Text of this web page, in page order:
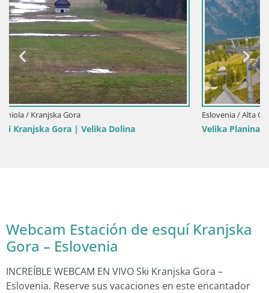
Eslovenia / Alta Carniola / Kamnik
Velika Planina | Gradišče
Webcam Estación de esquí Kranjska
Gora – Eslovenia
INCREÍBLE WEBCAM EN VIVO Ski Kranjska Gora –
Eslovenia. Reserve sus vacaciones en este encantador